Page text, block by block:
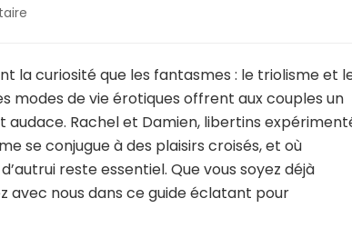
triolisme
du
candaulisme
:
une
dynamique
de
la curiosité que les fantasmes : le triolisme et
modes de vie érotiques offrent aux couples un
Rachel et Damien, libertins
se conjugue à des plaisirs croisés, et où
reste essentiel. Que vous soyez déjà
avec nous dans ce guide éclatant pour